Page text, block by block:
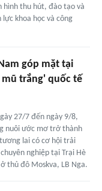
hình thu hút, đào tạo và
khoa học và công
góp mặt tại
mũ trắng' quốc tế
27/7 đến ngày 9/8,
nuôi ước mơ trở thành
lai có cơ hội trải
nghiệp tại Trại Hè
thủ đô Moskva, LB Nga.